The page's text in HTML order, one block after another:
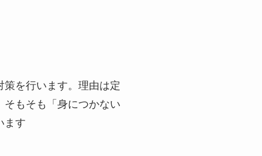
を行います。理由は定
もそも「身につかない
ます